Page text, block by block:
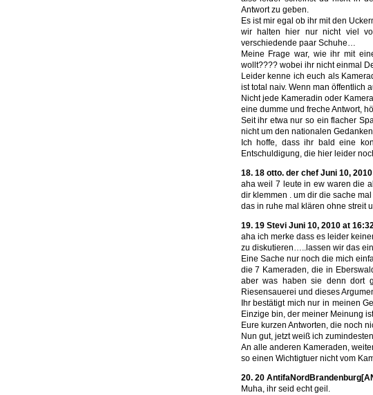
Antwort zu geben.
Es ist mir egal ob ihr mit den
wir halten hier nur nicht viel
verschiedende paar Schuhe…
Meine Frage war, wie ihr mit
wollt???? wobei ihr nicht einmal
Leider kenne ich euch als
ist total naiv. Wenn man öffentlich
Nicht jede Kameradin oder
eine dumme und freche Antwort,
Seit ihr etwa nur so ein flacher
nicht um den nationalen
Ich hoffe, dass ihr bald eine
Entschuldigung, die hier leider
18. 18 otto. der chef Juni 10,
aha weil 7 leute in ew waren die
dir klemmen . um dir die sache
das in ruhe mal klären ohne streit
19. 19 Stevi Juni 10, 2010 at
aha ich merke dass es leider
zu diskutieren…..lassen wir das
Eine Sache nur noch die mich
die 7 Kameraden, die in
aber was haben sie denn dort
Riesensauerei und dieses
Ihr bestätigt mich nur in meinen
Einzige bin, der meiner Meinung
Eure kurzen Antworten, die noch
Nun gut, jetzt weiß ich
An alle anderen Kameraden,
so einen Wichtigtuer nicht vom
20. 20
Muha, ihr seid echt geil.